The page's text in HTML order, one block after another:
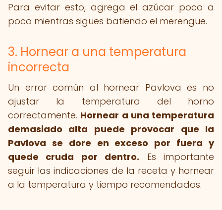
Para evitar esto, agrega el azúcar poco a
poco mientras sigues batiendo el merengue.
3. Hornear a una temperatura
incorrecta
Un error común al hornear Pavlova es no
ajustar la temperatura del horno
correctamente. Hornear a una temperatura
demasiado alta puede provocar que la
Pavlova se dore en exceso por fuera y
quede cruda por dentro. Es importante
seguir las indicaciones de la receta y hornear
a la temperatura y tiempo recomendados.